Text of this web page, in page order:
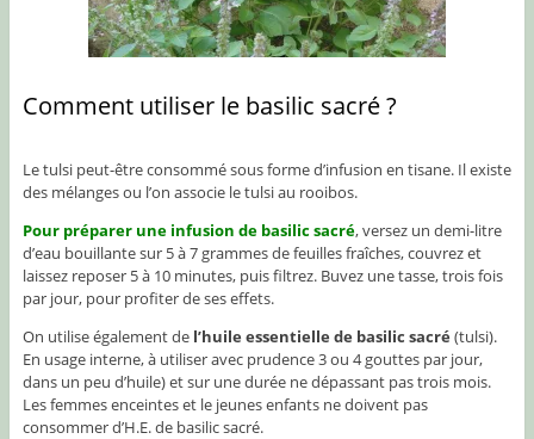
Comment utiliser le basilic sacré ?
Le tulsi peut-être consommé sous forme d’infusion en tisane. Il existe
des mélanges ou l’on associe le tulsi au rooibos.
Pour préparer une infusion de basilic sacré, versez un demi-litre
d’eau bouillante sur 5 à 7 grammes de feuilles fraîches, couvrez et
laissez reposer 5 à 10 minutes, puis filtrez. Buvez une tasse, trois fois
par jour, pour profiter de ses effets.
On utilise également de l’huile essentielle de basilic sacré (tulsi).
En usage interne, à utiliser avec prudence 3 ou 4 gouttes par jour,
dans un peu d’huile) et sur une durée ne dépassant pas trois mois.
Les femmes enceintes et le jeunes enfants ne doivent pas
consommer d’H.E. de basilic sacré.